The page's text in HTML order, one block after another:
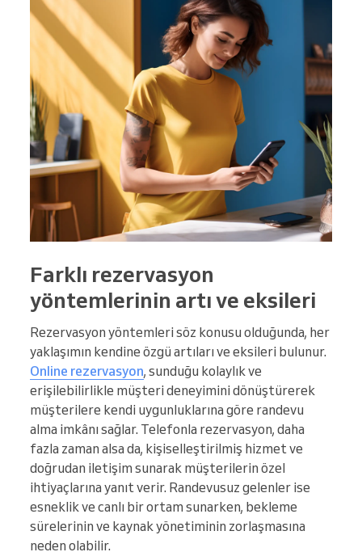
Farklı rezervasyon
yöntemlerinin artı ve eksileri
Rezervasyon yöntemleri söz konusu olduğunda, her
yaklaşımın kendine özgü artıları ve eksileri bulunur.
Online rezervasyon, sunduğu kolaylık ve
erişilebilirlikle müşteri deneyimini dönüştürerek
müşterilere kendi uygunluklarına göre randevu
alma imkânı sağlar. Telefonla rezervasyon, daha
fazla zaman alsa da, kişiselleştirilmiş hizmet ve
doğrudan iletişim sunarak müşterilerin özel
ihtiyaçlarına yanıt verir. Randevusuz gelenler ise
esneklik ve canlı bir ortam sunarken, bekleme
sürelerinin ve kaynak yönetiminin zorlaşmasına
neden olabilir.